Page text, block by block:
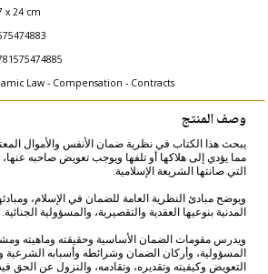
x 24 cm
Law - Compensation - Contracts
وصف المنتج
يبحث هذا الكتاب في نظرية ضمان الأنفس والأموال
مما يؤدي إلى هلاكها أو تلفها ويوجب تعويض صاحبه
التي صانتها الشريعة الإسلامية.
ويوضح مبادئ النظرية العامة للضمان في الإسلام،
المدنية بنوعيها العقدية والتقصيرية، والمسؤولية الجنائية.
ويدرس مقومات الضمان الأساسية وحقيقته وماهيته
المسؤولية، وأركان الضمان وشرائطه وأسبابه الشرعية
التعويض وكيفيته وتقديره، وتقادمه، والنزول عن الحق